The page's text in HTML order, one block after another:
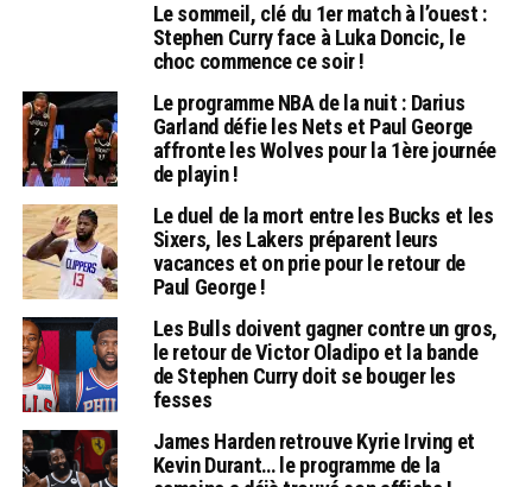
Le sommeil, clé du 1er match à l’ouest :
Stephen Curry face à Luka Doncic, le
choc commence ce soir !
Le programme NBA de la nuit : Darius
Garland défie les Nets et Paul George
affronte les Wolves pour la 1ère journée
de playin !
Le duel de la mort entre les Bucks et les
Sixers, les Lakers préparent leurs
vacances et on prie pour le retour de
Paul George !
Les Bulls doivent gagner contre un gros,
le retour de Victor Oladipo et la bande
de Stephen Curry doit se bouger les
fesses
James Harden retrouve Kyrie Irving et
Kevin Durant… le programme de la